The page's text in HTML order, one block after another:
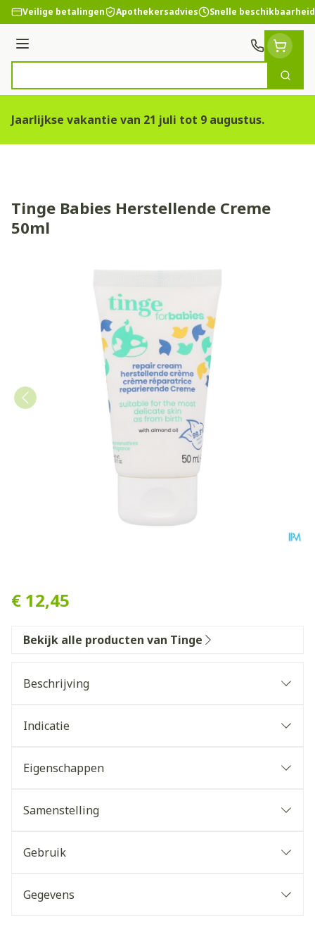
Ga naar de inhoud
Veilige betalingen Apothekersadvies Snelle beschikbaarheid
Menu
Zoek
Jaarlijkse vakantie van 21 juli tot 9 augustus.
Tinge Babies Herstellende Creme
50ml
€ 12,45
Bekijk alle producten van Tinge
Beschrijving
Indicatie
Eigenschappen
Samenstelling
Gebruik
Gegevens